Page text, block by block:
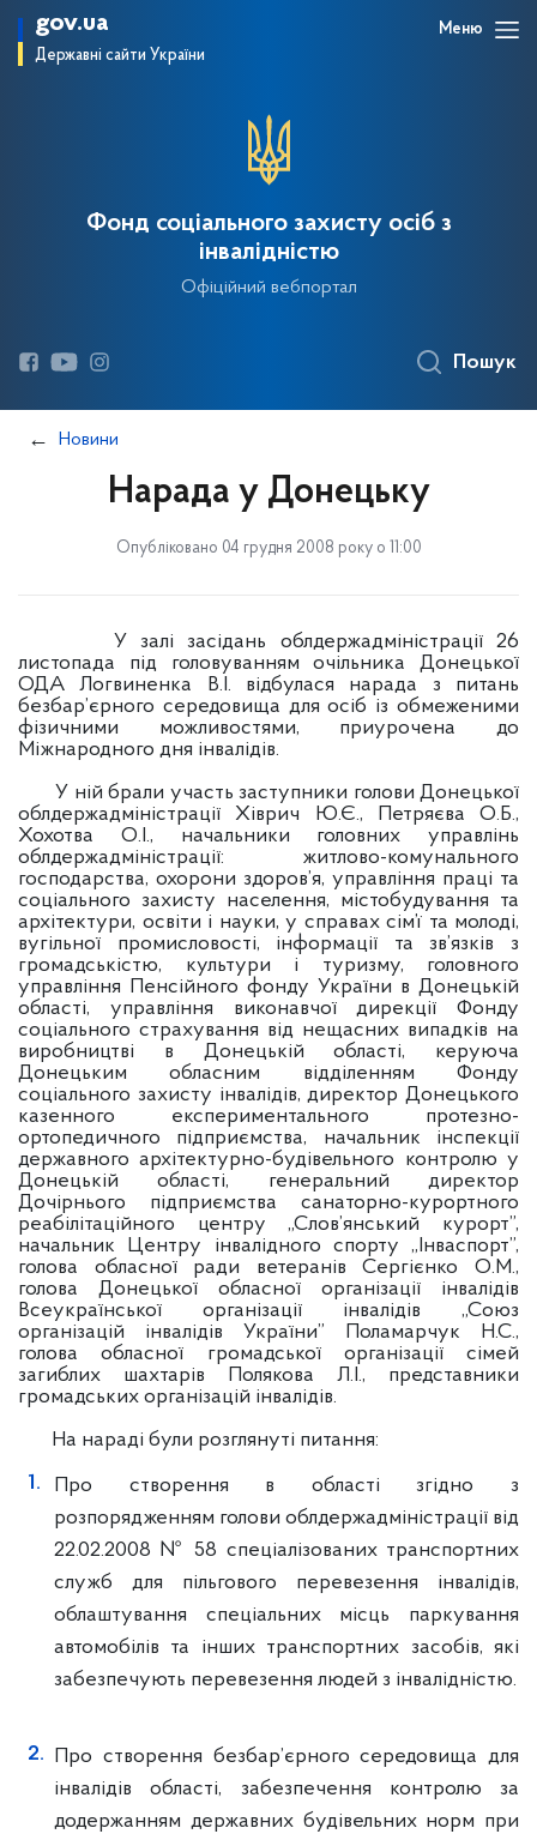
gov.ua
Державні сайти України
Меню
Фонд соціального захисту осіб з
інвалідністю
Офіційний вебпортал
Пошук
Новини
Нарада у Донецьку
Опубліковано 04 грудня 2008 року о 11:00
У залі засідань облдержадміністрації 26
листопада під головуванням очільника Донецької
ОДА Логвиненка В.І. відбулася нарада з питань
безбар’єрного середовища для осіб із обмеженими
фізичними можливостями, приурочена до
Міжнародного дня інвалідів.
У ній брали участь заступники голови Донецької
облдержадміністрації Хіврич Ю.Є., Петряєва О.Б.,
Хохотва О.І., начальники головних управлінь
облдержадміністрації: житлово-комунального
господарства, охорони здоров’я, управління праці та
соціального захисту населення, містобудування та
архітектури, освіти і науки, у справах сім’ї та молоді,
вугільної промисловості, інформації та зв’язків з
громадськістю, культури і туризму, головного
управління Пенсійного фонду України в Донецькій
області, управління виконавчої дирекції Фонду
соціального страхування від нещасних випадків на
виробництві в Донецькій області, керуюча
Донецьким обласним відділенням Фонду
соціального захисту інвалідів, директор Донецького
казенного експериментального протезно-
ортопедичного підприємства, начальник інспекції
державного архітектурно-будівельного контролю у
Донецькій області, генеральний директор
Дочірнього підприємства санаторно-курортного
реабілітаційного центру „Слов’янський курорт”,
начальник Центру інвалідного спорту „Інваспорт”,
голова обласної ради ветеранів Сергієнко О.М.,
голова Донецької обласної організації інвалідів
Всеукраїнської організації інвалідів „Союз
організацій інвалідів України” Поламарчук Н.С.,
голова обласної громадської організації сімей
загиблих шахтарів Полякова Л.І., представники
громадських організацій інвалідів.
На нараді були розглянуті питання:
Про створення в області згідно з
розпорядженням голови облдержадміністрації від
22.02.2008 № 58 спеціалізованих транспортних
служб для пільгового перевезення інвалідів,
облаштування спеціальних місць паркування
автомобілів та інших транспортних засобів, які
забезпечують перевезення людей з інвалідністю.
Про створення безбар’єрного середовища для
інвалідів області, забезпечення контролю за
додержанням державних будівельних норм при